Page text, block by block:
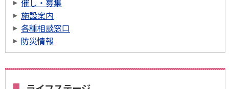
催し・募集
施設案内
各種相談窓口
防災情報